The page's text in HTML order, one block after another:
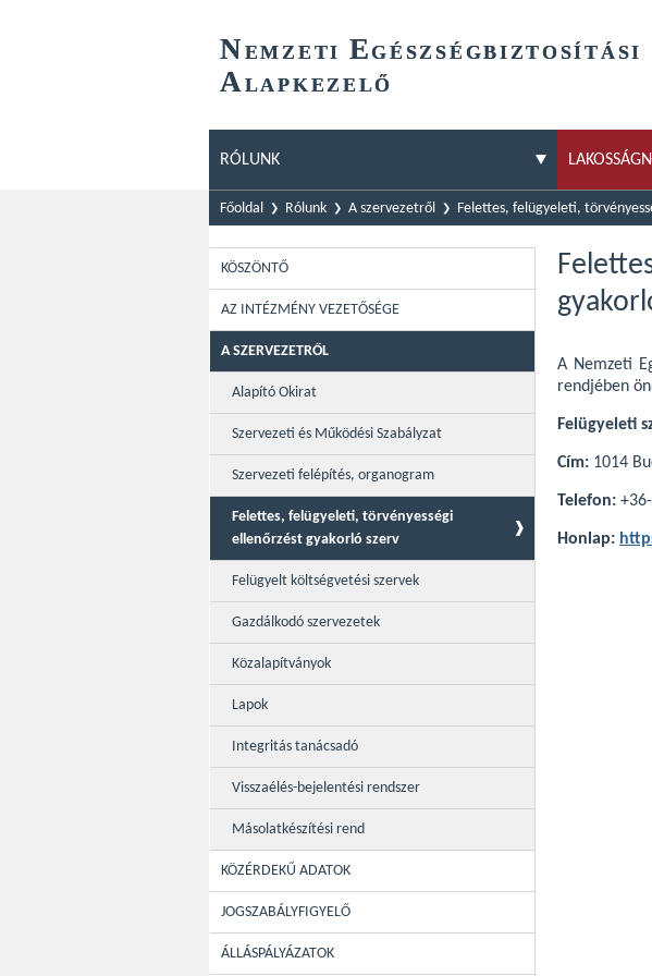
NEMZETI EGÉSZSÉGBIZTOSÍTÁSI
ALAPKEZELŐ
RÓLUNK
Főoldal Rólunk A szervezetről Felettes, felügyeleti,
KÖSZÖNTŐ
AZ INTÉZMÉNY VEZETŐSÉGE
A SZERVEZETRŐL
Alapító Okirat
Szervezeti és Működési Szabályzat
Szervezeti felépítés, organogram
Felettes, felügyeleti, törvényességi
ellenőrzést gyakorló szerv
Felügyelt költségvetési szervek
Gazdálkodó szervezetek
Közalapítványok
Lapok
Integritás tanácsadó
Visszaélés-bejelentési rendszer
Másolatkészítési rend
KÖZÉRDEKŰ ADATOK
JOGSZABÁLYFIGYELŐ
ÁLLÁSPÁLYÁZATOK
A Nemzeti
rendjében
Felügyeleti
Cím: 1014
Telefon:
Honlap: